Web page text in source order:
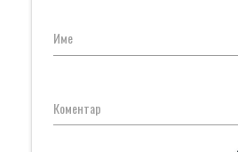
Име
Коментар